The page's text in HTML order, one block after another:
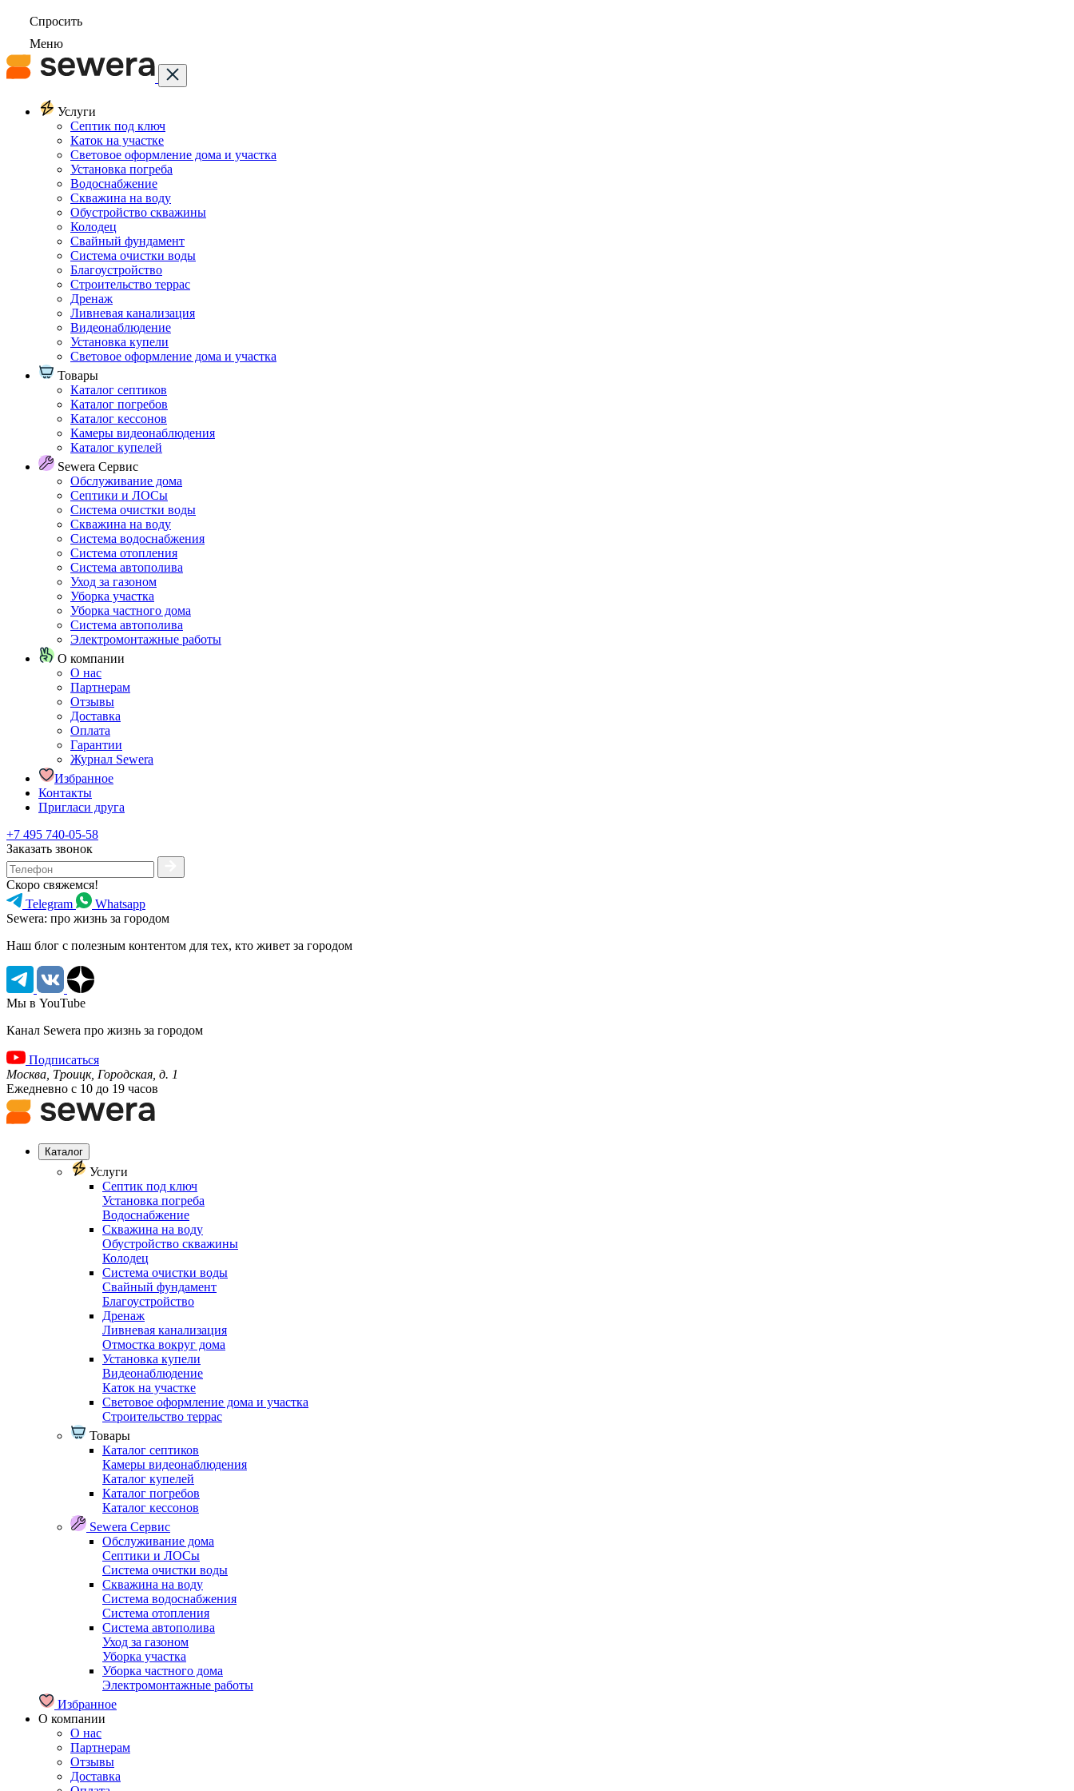
Спросить
Меню
Услуги
Септик под ключ
Каток на участке
Световое оформление дома и участка
Установка погреба
Водоснабжение
Скважина на воду
Обустройство скважины
Колодец
Свайный фундамент
Система очистки воды
Благоустройство
Строительство террас
Дренаж
Ливневая канализация
Видеонаблюдение
Установка купели
Световое оформление дома и участка
Товары
Каталог септиков
Каталог погребов
Каталог кессонов
Камеры видеонаблюдения
Каталог купелей
Sewera Сервис
Обслуживание дома
Септики и ЛОСы
Система очистки воды
Скважина на воду
Система водоснабжения
Система отопления
Система автополива
Уход за газоном
Уборка участка
Уборка частного дома
Система автополива
Электромонтажные работы
О компании
О нас
Партнерам
Отзывы
Доставка
Оплата
Гарантии
Журнал Sewera
Избранное
Контакты
Пригласи друга
+7 495 740-05-58
Заказать звонок
Скоро свяжемся!
Telegram
Whatsapp
Sewera: про жизнь за городом
Наш блог c полезным контентом для тех, кто живет за городом
Мы в YouTube
Канал Sewera про жизнь за городом
Подписаться
Москва, Троицк, Городская, д. 1
Ежедневно с 10 до 19 часов
Каталог
Услуги
Септик под ключ
Установка погреба
Водоснабжение
Скважина на воду
Обустройство скважины
Колодец
Система очистки воды
Свайный фундамент
Благоустройство
Дренаж
Ливневая канализация
Отмостка вокруг дома
Установка купели
Видеонаблюдение
Каток на участке
Световое оформление дома и участка
Строительство террас
Товары
Каталог септиков
Камеры видеонаблюдения
Каталог купелей
Каталог погребов
Каталог кессонов
Sewera Сервис
Обслуживание дома
Септики и ЛОСы
Система очистки воды
Скважина на воду
Система водоснабжения
Система отопления
Система автополива
Уход за газоном
Уборка участка
Уборка частного дома
Электромонтажные работы
Избранное
О компании
О нас
Партнерам
Отзывы
Доставка